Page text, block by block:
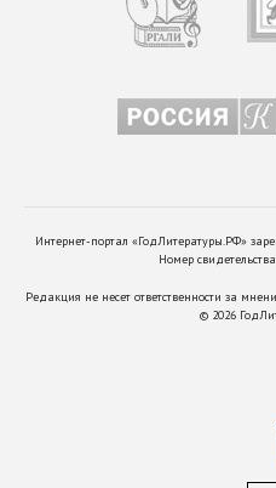
Интернет-портал «ГодЛитературы.РФ»
Номер
Редакция не несет ответственности за
© 2026